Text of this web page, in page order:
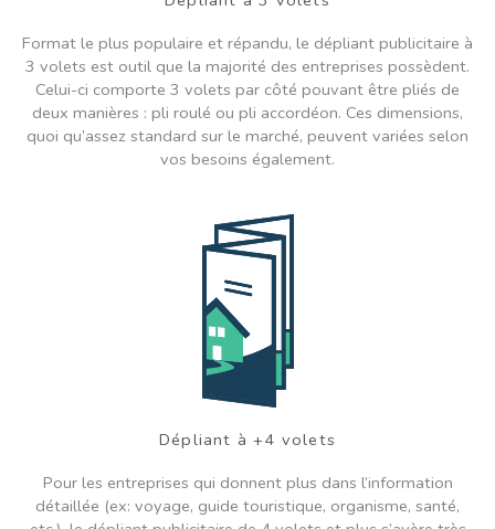
Format le plus populaire et répandu, le dépliant publicitaire à
3 volets est outil que la majorité des entreprises possèdent.
Celui-ci comporte 3 volets par côté pouvant être pliés de
deux manières : pli roulé ou pli accordéon. Ces dimensions,
quoi qu’assez standard sur le marché, peuvent variées selon
vos besoins également.
Dépliant à +4 volets
Pour les entreprises qui donnent plus dans l’information
détaillée (ex: voyage, guide touristique, organisme, santé,